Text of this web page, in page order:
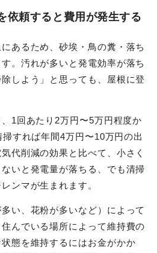
依頼すると費用が発生する
あるため、砂埃・鳥の糞・落ち
。汚れが多いと発電効率が落ち
しよう」と思っても、屋根に登
1回あたり2万円〜5万円程度か
すれば年間4万円〜10万円の出
代削減の効果と比べて、小さく
いと発電量が落ちる、でも清掃
ンマが生まれます。
い、花粉が多いなど）によって
んでいる場所によって維持費の
態を維持するにはお金がかか